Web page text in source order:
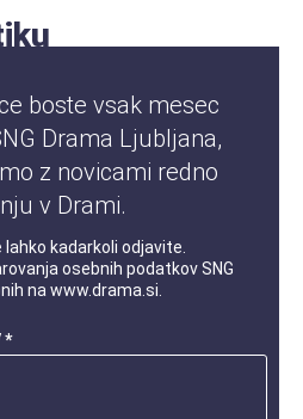
boste vsak mesec
Drama Ljubljana,
z novicami redno
v Drami.
kadarkoli odjavite.
osebnih podatkovSNG
na www.drama.si
*